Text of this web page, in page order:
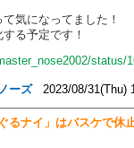
気になってました！
る予定です！
status/
ーズ2023/08/31(Thu)
るナイ」はバスケで休